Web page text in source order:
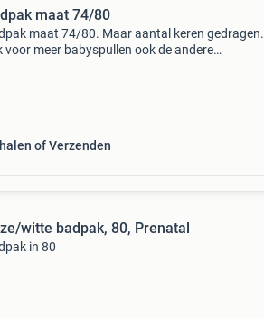
maat 74/80
maat 74/80. Maar aantal keren gedragen.
voor meer babyspullen ook de andere
of Verzenden
witte badpak, 80, Prenatal
in 80